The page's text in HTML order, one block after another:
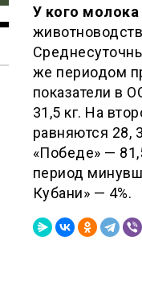
У кого
же периодом
показатели в
31,5 кг. На
равняются 28,
«Победе» —
период
Кубани» — 4%.